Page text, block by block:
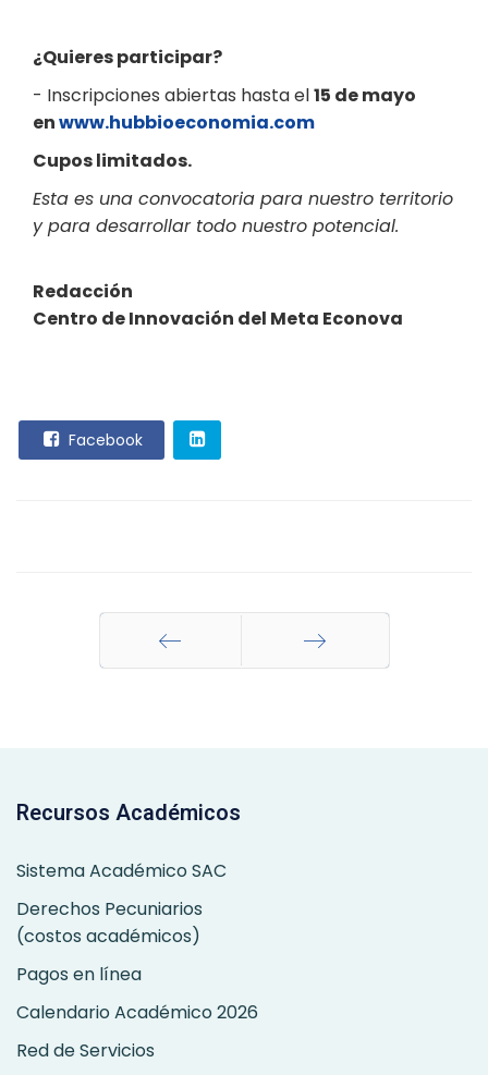
¿Quieres participar?
- Inscripciones abiertas hasta el15 de mayo
enwww.hubbioeconomia.com
Cupos limitados.
Esta es una convocatoria para nuestro territorio
y para desarrollar todo nuestro potencial.
Redacción
Centro de Innovación del Meta Econova
Facebook
Recursos Académicos
Sistema Académico SAC
Derechos Pecuniarios
(costos académicos)
Pagos en línea
Calendario Académico 2026
Red de Servicios